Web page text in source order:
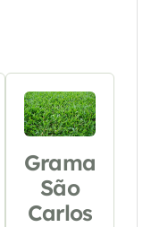
Grama
São
Carlos